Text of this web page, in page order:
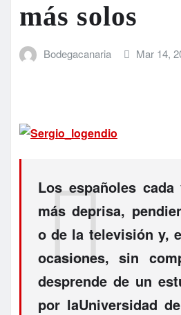
más solos
Bodegacanaria Mar 14,
Los españoles cada
más deprisa,
o de la televisión y,
ocasiones, sin
desprende de un
por laUniversidad